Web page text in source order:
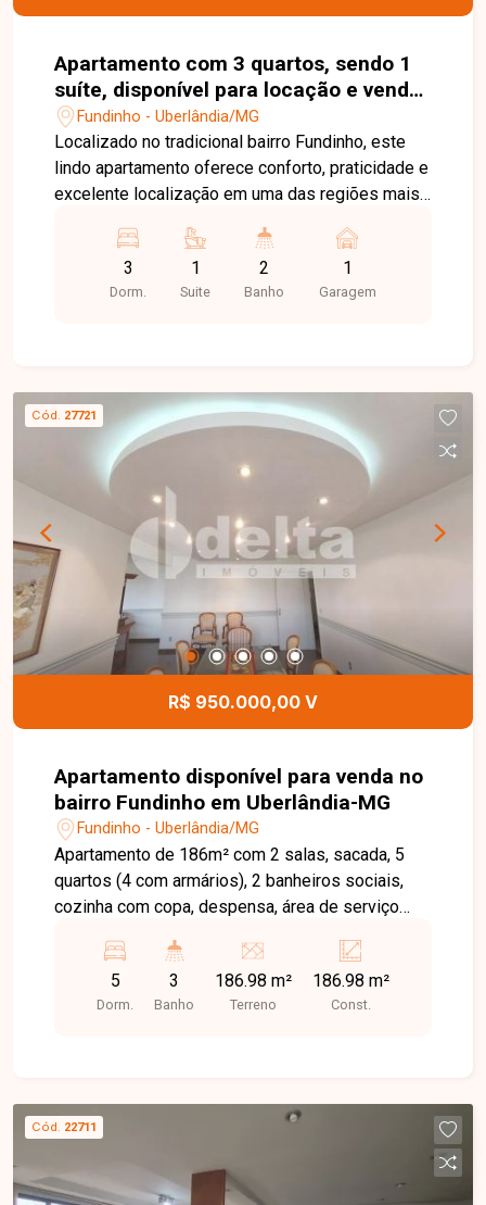
Apartamento com 3 quartos, sendo 1
suíte, disponível para locação e venda
no bairro Fundinho em Uberlândia-MG
Fundinho - Uberlândia/MG
Localizado no tradicional bairro Fundinho, este
lindo apartamento oferece conforto, praticidade e
excelente localização em uma das regiões mais
pela infraestrutura completa, proximidade com
comércios, serviços, restaurantes e fácil acesso
às principais vias da cidade, proporcionando
sacada, 3 quartos com armários sendo 1 suíte,
banheiro social com armário e box, cozinha
planejada com armários e área de serviço com
dependência completa. Os ambientes são bem
iluminados, arejados e oferecem ótimo
aproveitamento dos espaços. O condomínio
conta com elevador, portaria remota e 1 vaga de
garagem, garantindo mais segurança e
praticidade para os moradores. Uma excelente
oportunidade tanto para morar quanto para
investir. Entre em contato e agende sua visita
para conhecer este excelente apartamento no
bairro Fundinho.
3
Dorm.
1
Suite
2
Banho
1
Garagem
Cód. 27721
R$ 950.000,00 V
Apartamento disponível para venda no
bairro Fundinho em Uberlândia-MG
Fundinho - Uberlândia/MG
Apartamento de 186m² com 2 salas, sacada, 5
quartos (4 com armários), 2 banheiros sociais,
cozinha com copa, despensa, área de serviço
24m² para até 4 carros pequenos. Condomínio
com gás encanado.
5
Dorm.
3
Banho
186.98 m²
Terreno
186.98 m²
Const.
Cód. 22711